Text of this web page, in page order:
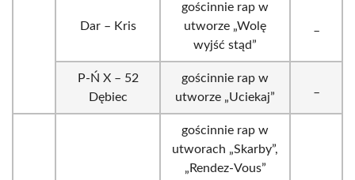
Dar – Kris
gościnnie rap w
utworze „Wolę
wyjść stąd”
P-Ń X – 52
Dębiec
gościnnie rap w
utworze „Uciekaj”
gościnnie rap w
utworach „Skarby”,
„Rendez-Vous”